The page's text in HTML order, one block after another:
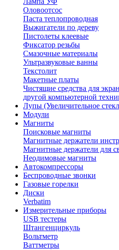
Оловоотсос
Паста теплопроводная
Выжигатели по дереву
Пистолеты клеевые
Фиксатор резьбы
Смазочные материалы
Ультразвуковые ванны
Текстолит
Макетные платы
Чистящие средства для
другой компьютерной
Лупы (Увеличительное
Модули
Магниты
Поисковые магниты
Магнитные держатели
Магнитные держатели для
Неодимовые магниты
Автокомпрессоры
Беспроводные звонки
Газовые горелки
Диски
Verbatim
Измерительные приборы
USB тестеры
Штангенциркуль
Вольтметр
Ваттметры